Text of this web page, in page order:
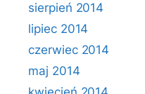
sierpień 2014
lipiec 2014
czerwiec 2014
maj 2014